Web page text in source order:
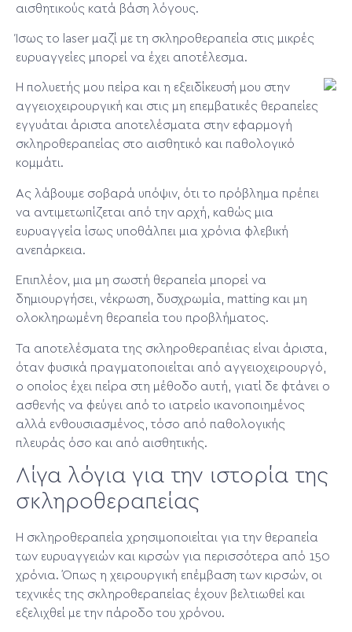
αισθητικούς κατά βάση λόγους.
Ίσως το laser μαζί με τη σκληροθεραπεία στις μικρές
ευρυαγγείες μπορεί να έχει αποτέλεσμα.
Η πολυετής μου πείρα και η εξειδίκευσή μου στην
αγγειοχειρουργική και στις μη επεμβατικές θεραπείες
εγγυάται άριστα αποτελέσματα στην εφαρμογή
σκληροθεραπείας στο αισθητικό και παθολογικό
κομμάτι.
Ας λάβουμε σοβαρά υπόψιν, ότι το πρόβλημα πρέπει
να αντιμετωπίζεται από την αρχή, καθώς μια
ευρυαγγεία ίσως υποθάλπει μια χρόνια φλεβική
ανεπάρκεια.
Επιπλέον, μια μη σωστή θεραπεία μπορεί να
δημιουργήσει, νέκρωση, δυσχρωμία, matting και μη
ολοκληρωμένη θεραπεία του προβλήματος.
Τα αποτελέσματα της σκληροθεραπέιας είναι άριστα,
όταν φυσικά πραγματοποιείται από αγγειοχειρουργό,
ο οποίος έχει πείρα στη μέθοδο αυτή, γιατί δε φτάνει ο
ασθενής να φεύγει από το ιατρείο ικανοποιημένος
αλλά ενθουσιασμένος, τόσο από παθολογικής
πλευράς όσο και από αισθητικής.
Λίγα λόγια για την ιστορία της
σκληροθεραπείας
Η σκληροθεραπεία χρησιμοποιείται για την θεραπεία
των ευρυαγγειών και κιρσών για περισσότερα από 150
χρόνια. Όπως η χειρουργική επέμβαση των κιρσών, οι
τεχνικές της σκληροθεραπείας έχουν βελτιωθεί και
εξελιχθεί με την πάροδο του χρόνου.